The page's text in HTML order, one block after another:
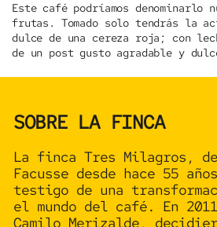
Este café podríamos denominarlo
frutas. Tomado solo tendrás la
dulce de una cereza roja; con
de un post gusto agradable y
SOBRE LA FINCA
La finca Tres Milagros ,
Facusse desde hace 55
testigo de una
el mundo del café. En
Camilo Merizalde,